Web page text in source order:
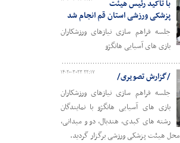
با تاکید رئیس هیئت
پزشکی ورزشی استان قم انجام شد
جلسه فراهم سازی نیازهای ورزشکاران
بازی های آسیایی هانگژو
۱۴۰۲-۰۳-۲۳ ۲۲:۱۷ /گزارش تصویری/
جلسه فراهم سازی نیازهای ورزشکاران
بازی های آسیایی هانگژو با نمایندگان
رشته های کبدی، هندبال، دو و میدانی،
هیئت پزشکی ورزشی برگزار گردید.